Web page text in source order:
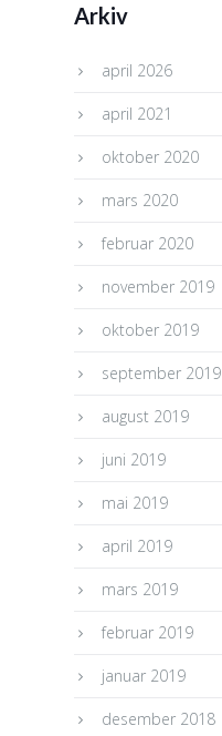
Arkiv
april 2026
april 2021
oktober 2020
mars 2020
februar 2020
november 2019
oktober 2019
september 2019
august 2019
juni 2019
mai 2019
april 2019
mars 2019
februar 2019
januar 2019
desember 2018